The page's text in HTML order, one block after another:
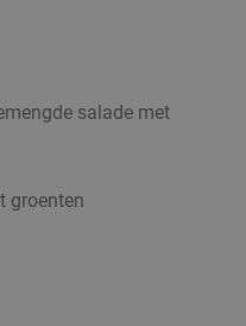
salade met
groenten